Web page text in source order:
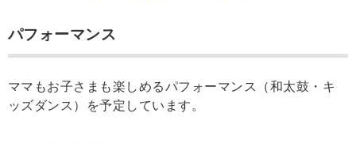
パフォーマンス
ママもお子さまも楽しめるパフォーマンス（和太鼓・キ
ッズダンス）を予定しています。